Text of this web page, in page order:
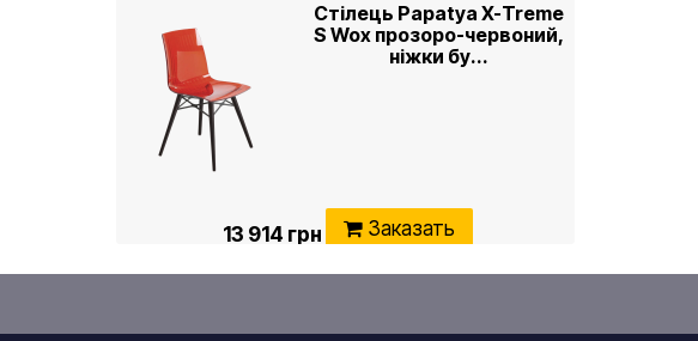
Стілець Papatya X-Treme
S Wox прозоро-червоний,
ніжки бу...
13 914 грн Заказать